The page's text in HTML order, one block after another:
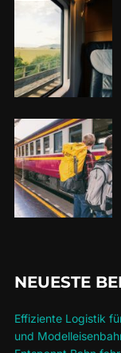
NEUESTE
Effiziente Logistik
und